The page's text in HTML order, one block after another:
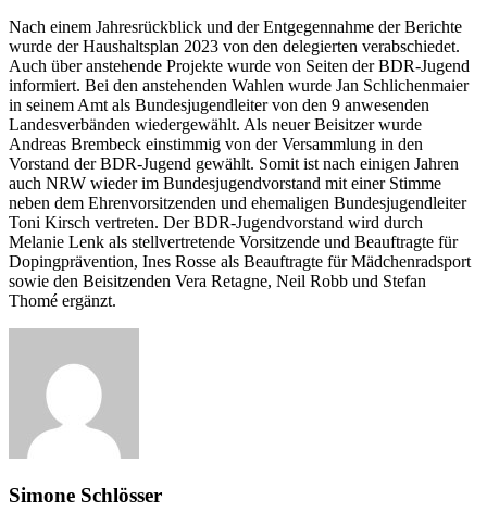
Nach einem Jahresrückblick und der Entgegennahme der Berichte
wurde der Haushaltsplan 2023 von den delegierten verabschiedet.
Auch über anstehende Projekte wurde von Seiten der BDR-Jugend
informiert. Bei den anstehenden Wahlen wurde Jan Schlichenmaier
in seinem Amt als Bundesjugendleiter von den 9 anwesenden
Landesverbänden wiedergewählt. Als neuer Beisitzer wurde
Andreas Brembeck einstimmig von der Versammlung in den
Vorstand der BDR-Jugend gewählt. Somit ist nach einigen Jahren
auch NRW wieder im Bundesjugendvorstand mit einer Stimme
neben dem Ehrenvorsitzenden und ehemaligen Bundesjugendleiter
Toni Kirsch vertreten. Der BDR-Jugendvorstand wird durch
Melanie Lenk als stellvertretende Vorsitzende und Beauftragte für
Dopingprävention, Ines Rosse als Beauftragte für Mädchenradsport
sowie den Beisitzenden Vera Retagne, Neil Robb und Stefan
Thomé ergänzt.
Simone Schlösser